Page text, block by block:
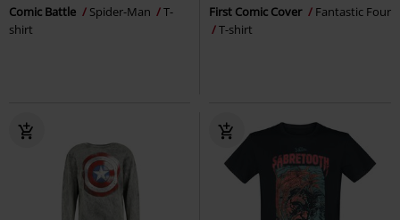
Comic Battle Spider-Man
T-
shirt
First Comic Cover
Fantastic Four
T-shirt